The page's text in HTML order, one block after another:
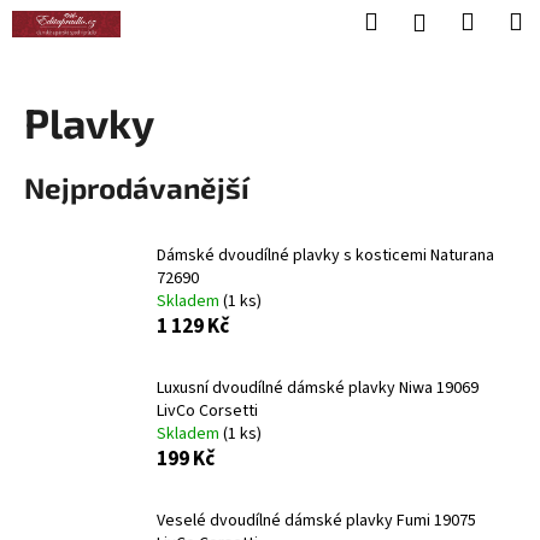
Přejít
na
HledatPřihlášení
Plavky
Nejprodávanější
Dámské dvoudílné plavky s kosticemi Naturana
72690
Skladem (1 ks)
1 129 Kč
Luxusní dvoudílné dámské plavky Niwa 19069
LivCo Corsetti
Skladem (1 ks)
199 Kč
Veselé dvoudílné dámské plavky Fumi 19075
K
o
C
p